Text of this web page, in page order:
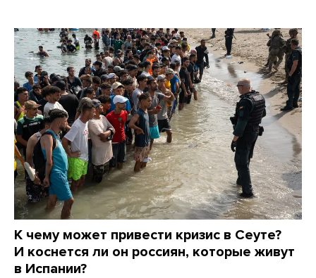
К чему может привести кризис в Сеуте?
И коснется ли он россиян, которые живут
в Испании?